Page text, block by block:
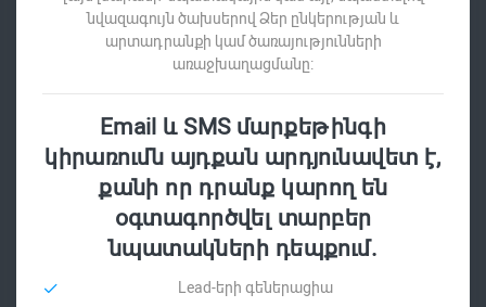
նվազագույն ծախսերով Ձեր ընկերության և
արտադրանքի կամ ծառայությունների
առաջխաղացմանը:
Email և SMS մարքեթինգի
կիրառումն այդքան արդյունավետ է,
քանի որ դրանք կարող են
օգտագործվել տարբեր
նպատակների դեպքում.
Lead-երի գեներացիա